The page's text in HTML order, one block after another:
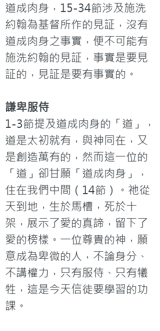
道成肉身，15-34節涉及施洗
約翰為基督所作的見証，沒有
道成肉身之事實，便不可能有
施洗約翰的見証，事實是要見
証的，見証是要有事實的。
謙卑服侍
1-3節提及道成肉身的「道」，
道是太初就有，與神同在，又
是創造萬有的，然而這一位的
「道」卻甘願「道成肉身」，
住在我們中間（14節）。祂從
天到地，生於馬槽，死於十
架，展示了愛的真諦，留下了
愛的榜樣。一位尊貴的神，願
意成為卑微的人，不論身分、
不講權力，只有服侍、只有犧
牲，這是今天信徒要學習的功
課。